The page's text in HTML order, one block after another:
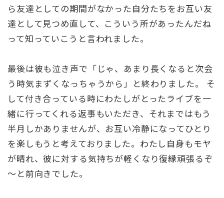
ら友達としての期間がなかった自分たちをお互い友
達として見つめ直して、こういう所があったんだね
って知っていこうと言われました。
最後は彼も泣き声で「じゃ、あまり長くなると次会
う時気まずくなっちゃうから」と終わりました。 そ
して付き合っている時にわたしがとったライブを一
緒に行ってくれる返事もいただき、それまではもう
半月しかありませんが、お互い冷静になってひとり
を楽しもうと考えておりました。わたし自身もモヤ
が晴れ、彼に対する気持ちが軽くなり復縁頑張るぞ
～と前向きでした。